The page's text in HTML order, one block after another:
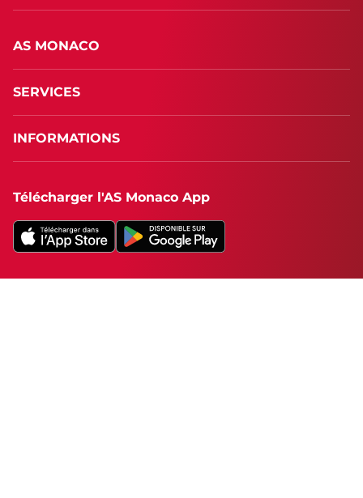
AS MONACO
SERVICES
INFORMATIONS
Télécharger l'AS Monaco App